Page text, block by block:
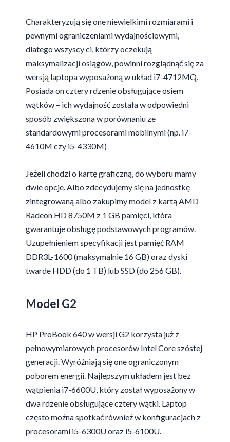
Charakteryzują się one niewielkimi rozmiarami i
pewnymi ograniczeniami wydajnościowymi,
dlatego wszyscy ci, którzy oczekują
maksymalizacji osiągów, powinni rozglądnąć się za
wersją laptopa wyposażoną w układ i7-4712MQ.
Posiada on cztery rdzenie obsługujące osiem
wątków – ich wydajność została w odpowiedni
sposób zwiększona w porównaniu ze
standardowymi procesorami mobilnymi (np. i7-
4610M czy i5-4330M)
Jeżeli chodzi o kartę graficzną, do wyboru mamy
dwie opcje. Albo zdecydujemy się na jednostkę
zintegrowaną albo zakupimy model z kartą AMD
Radeon HD 8750M z 1 GB pamięci, która
gwarantuje obsługę podstawowych programów.
Uzupełnieniem specyfikacji jest pamięć RAM
DDR3L-1600 (maksymalnie 16 GB) oraz dyski
twarde HDD (do 1 TB) lub SSD (do 256 GB).
Model G2
HP ProBook 640 w wersji G2 korzysta już z
pełnowymiarowych procesorów Intel Core szóstej
generacji. Wyróżniają się one ograniczonym
poborem energii. Najlepszym układem jest bez
wątpienia i7-6600U, który został wyposażony w
dwa rdzenie obsługujące cztery wątki. Laptop
często można spotkać również w konfiguracjach z
procesorami i5-6300U oraz i5-6100U.